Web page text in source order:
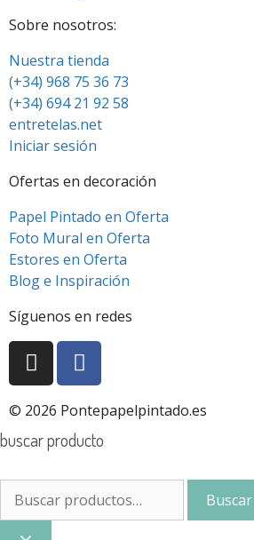
Sobre nosotros:
Nuestra tienda
(+34) 968 75 36 73
(+34) 694 21 92 58
entretelas.net
Iniciar sesión
Ofertas en decoración
Papel Pintado en Oferta
Foto Mural en Oferta
Estores en Oferta
Blog e Inspiración
Síguenos en redes
© 2026 Pontepapelpintado.es
buscar producto
Buscar